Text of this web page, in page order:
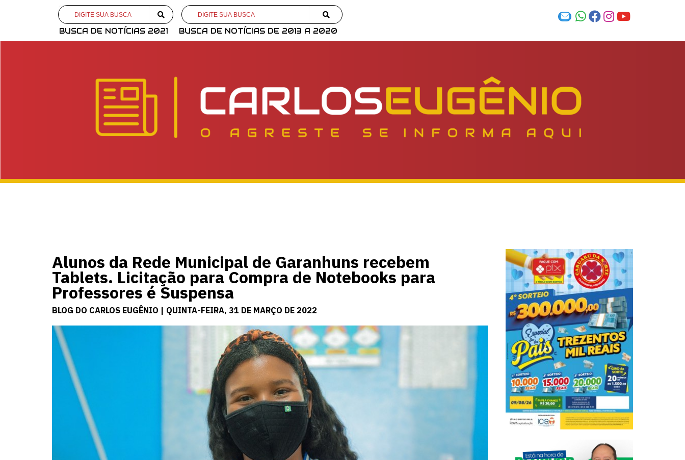
BUSCA DE NOTÍCIAS 2021 BUSCA DE NOTÍCIAS DE 2013 A 2020
Alunos da Rede Municipal de Garanhuns recebem
Tablets. Licitação para Compra de Notebooks para
Professores é Suspensa
BLOG DO CARLOS EUGÊNIO | QUINTA-FEIRA, 31 DE MARÇO DE 2022